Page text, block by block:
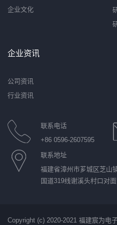
企业文化
企业资讯
公司资讯
行业资讯
联系电话
+86 0596-2607595
联系地址
福建省漳州市芗城区芝山
国道319线谢溪头村口对面
Copyright (c) 2020-2021 福建宸为电